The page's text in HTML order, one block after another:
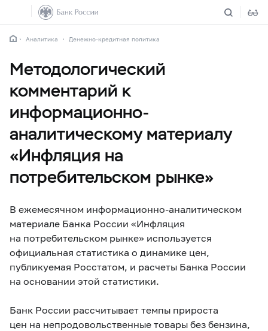
Аналитика Денежно-кредитная политика
Методологический
комментарий к
информационно-
аналитическому материалу
«Инфляция на
потребительском рынке»
В ежемесячном информационно-аналитическом
материале Банка России «Инфляция
на потребительском рынке» используется
официальная статистика о динамике цен,
публикуемая Росстатом, и расчеты Банка России
на основании этой статистики.
Банк России рассчитывает темпы прироста
цен на непродовольственные товары без бензина,